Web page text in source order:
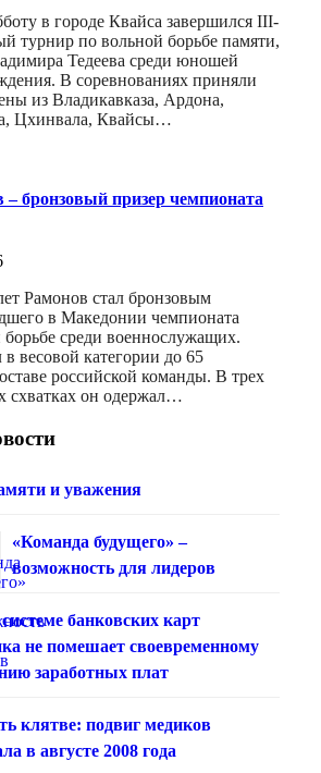
в городе Квайса завершился III-
турнир по вольной борьбе памяти,
Тедеева среди юношей
В соревнованиях приняли
из Владикавказа, Ардона,
Цхинвала, Квайсы…
бронзовый призер чемпионата
Рамонов стал бронзовым
в Македонии чемпионата
среди военнослужащих.
весовой категории до 65
российской команды. В трех
схватках он одержал…
и уважения
«Команда будущего» –
возможность для лидеров
банковских карт
не помешает своевременному
заработных плат
клятве: подвиг медиков
в августе 2008 года